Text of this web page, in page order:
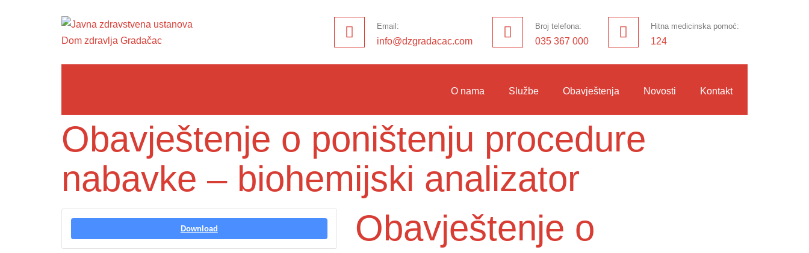
Email:
info@dzgradacac.com
Broj telefona:
035 367 000
Hitna medicinska pomoć:
124
O nama Službe Obavještenja Novosti Kontakt
Obavještenje o poništenju procedure
nabavke – biohemijski analizator
Download
Obavještenje o